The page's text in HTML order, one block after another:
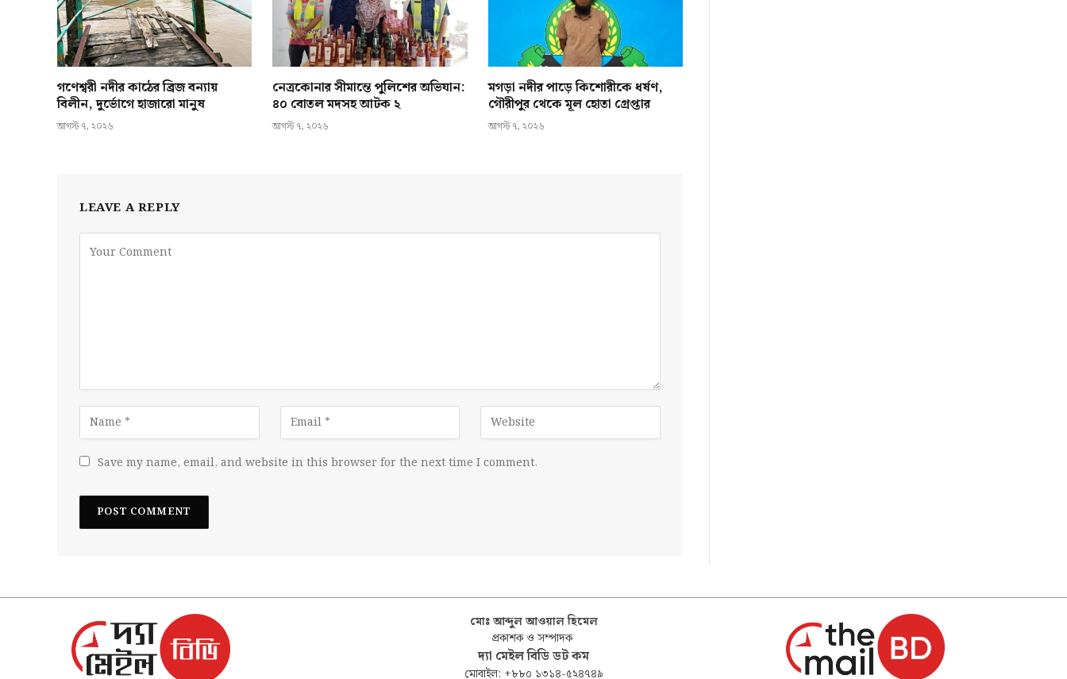
গণেশ্বরী নদীর কাঠের ব্রিজ বন্যায়
বিলীন, দুর্ভোগে হাজারো মানুষ
আগস্ট ৭, ২০২৬
নেত্রকোনার সীমান্তে পুলিশের অভিযান:
৪০ বোতল মদসহ আটক ২
আগস্ট ৭, ২০২৬
মগড়া নদীর পাড়ে কিশোরীকে ধর্ষণ,
গৌরীপুর থেকে মূল হোতা গ্রেপ্তার
আগস্ট ৭, ২০২৬
LEAVE A REPLY
Save my name, email, and website in this browser for the next time I comment.
মোঃ আব্দুল আওয়াল হিমেল
প্রকাশক ও সম্পাদক
দ্যা মেইল বিডি ডট কম
মোবাইল: +৮৮০ ১৩১৪-৫২৪৭৪৯